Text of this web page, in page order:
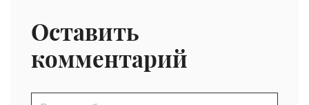
Оставить
комментарий